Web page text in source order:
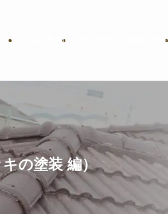
ム 会社案内 外壁塗装・屋根塗装
の塗装 編）